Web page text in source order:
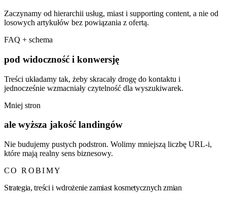
Zaczynamy od hierarchii usług, miast i supporting content, a nie od
losowych artykułów bez powiązania z ofertą.
FAQ + schema
pod widoczność i konwersję
Treści układamy tak, żeby skracały drogę do kontaktu i
jednocześnie wzmacniały czytelność dla wyszukiwarek.
Mniej stron
ale wyższa jakość landingów
Nie budujemy pustych podstron. Wolimy mniejszą liczbę URL-i,
które mają realny sens biznesowy.
CO ROBIMY
Strategia, treści i wdrożenie zamiast kosmetycznych zmian